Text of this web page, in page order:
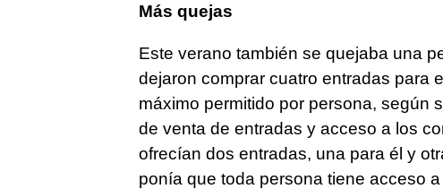
Más quejas
Este verano también se quejaba una
dejaron comprar cuatro entradas para
máximo permitido por persona, según
de venta de entradas y acceso a los
ofrecían dos entradas, una para él y
ponía que toda persona tiene acceso